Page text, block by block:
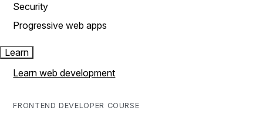
Security
Progressive web apps
Learn
Learn web development
FRONTEND DEVELOPER COURSE